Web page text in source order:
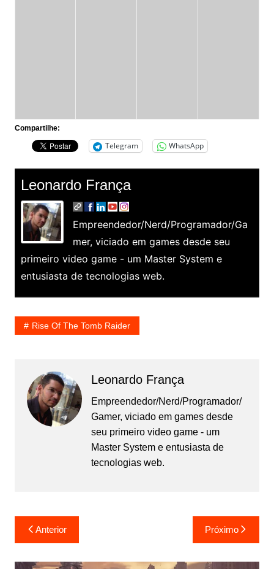
Compartilhe:
Telegram WhatsApp
Leonardo França
Empreendedor/Nerd/Programador/Ga
mer, viciado em games desde seu
primeiro video game - um Master System e
entusiasta de tecnologias web.
Rise Of The Tomb Raider
Leonardo França
Empreendedor/Nerd/Programador/
Gamer, viciado em games desde
seu primeiro video game - um
Master System e entusiasta de
tecnologias web.
Navegação
de
Post
Anterior Próximo